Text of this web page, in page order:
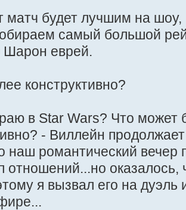
матч будет лучшим на
самый большой
Шарон еврей.
конструктивно?
в Star Wars? Что может
- Виллейн
наш романтический вечер
отношений...но
я вызвал его на дуэль